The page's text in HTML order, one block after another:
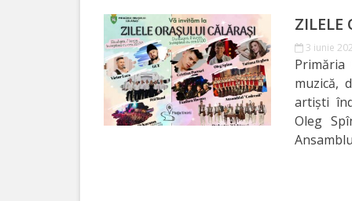
Călărași
Orașului
Personalități
ZILELE
3 iunie
muzică,
artiști
Oleg